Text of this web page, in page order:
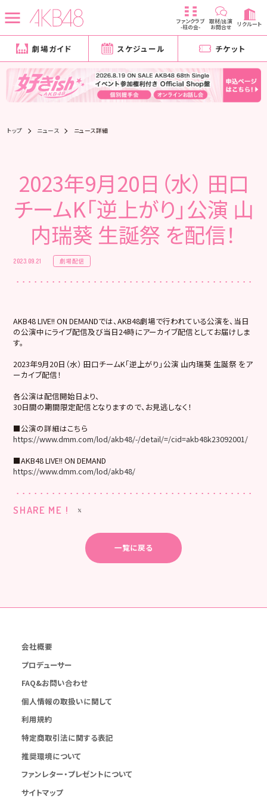
ファンクラブ
-柱の会-
取材/出演
お問合せ リクルート
劇場ガイド スケジュール チケット
トップ ニュース ニュース詳細
2023年9月20日（水） 田口
チームK「逆上がり」公演 山
内瑞葵 生誕祭 を配信！
2023.09.21 劇場配信
AKB48 LIVE!! ON DEMANDでは、AKB48劇場で行われている公演を、当日
の公演中にライブ配信及び当日24時にアーカイブ配信としてお届けしま
す。
2023年9月20日（水） 田口チームK「逆上がり」公演 山内瑞葵 生誕祭 をア
ーカイブ配信！
各公演は配信開始日より、
30日間の期間限定配信となりますので、お見逃しなく！
■公演の詳細はこちら
https://www.dmm.com/lod/akb48/-/detail/=/cid=akb48k23092001/
■AKB48 LIVE!! ON DEMAND
https://www.dmm.com/lod/akb48/
SHARE ME !
一覧に戻る
会社概要
プロデューサー
FAQ&お問い合わせ
個人情報の取扱いに関して
利用規約
特定商取引法に関する表記
推奨環境について
ファンレター・プレゼントについて
サイトマップ